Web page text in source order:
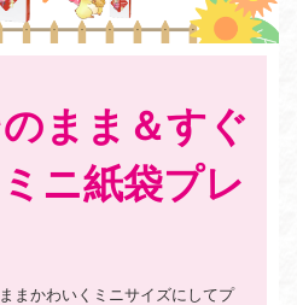
まま＆すぐ
ミニ紙袋プレ
まかわいくミニサイズにしてプ